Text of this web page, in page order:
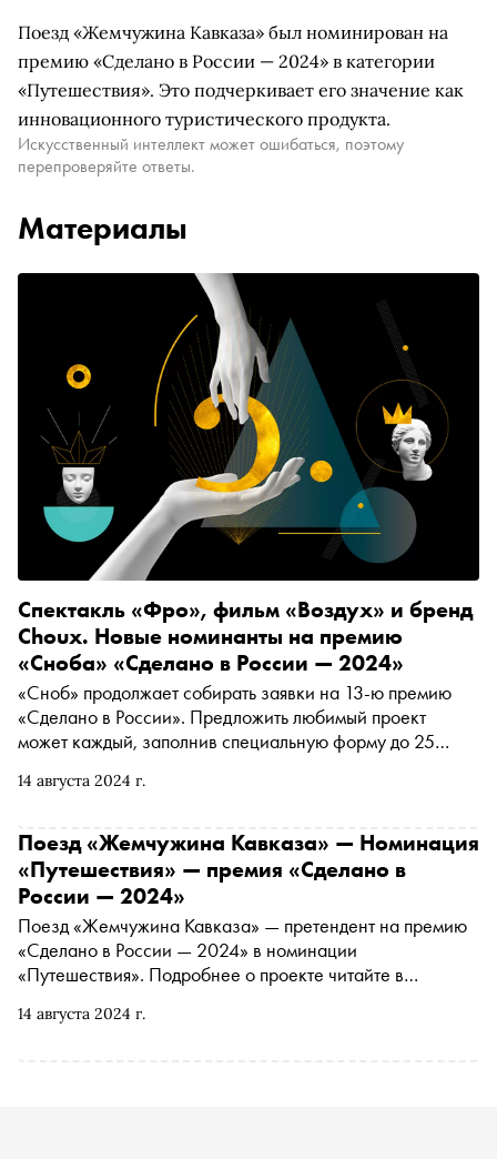
Поезд «Жемчужина Кавказа» был номинирован на
премию «Сделано в России — 2024» в категории
«Путешествия». Это подчеркивает его значение как
инновационного туристического продукта.
Искусственный интеллект может ошибаться, поэтому
перепроверяйте ответы.
Материалы
14 августа 2024 г.
Спектакль «Фро», фильм «Воздух» и бренд
Choux. Новые номинанты на премию
«Сноба» «Сделано в России — 2024»
«Сноб» продолжает собирать заявки на 13-ю премию
«Сделано в России». Предложить любимый проект
может каждый, заполнив специальную форму до 25
недели
14 августа 2024 г.
Поезд «Жемчужина Кавказа» — Номинация
«Путешествия» — премия «Сделано в
России — 2024»
Поезд «Жемчужина Кавказа» — претендент на премию
«Сделано в России — 2024» в номинации
«Путешествия». Подробнее о проекте читайте в